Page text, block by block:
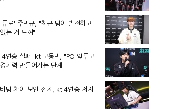
'듀로' 주민규, "최근 팀이 발전하고
있는 거 느껴"
'4연승 실패' kt 고동빈, "PO 앞두고
경기력 만들어가는 단계"
바텀 차이 보인 젠지, kt 4연승 저지